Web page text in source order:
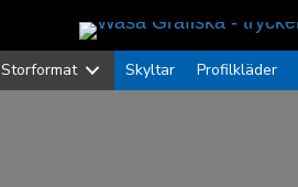
Storformat Skyltar Profilkläder